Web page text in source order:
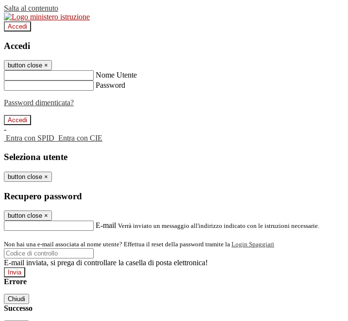
Salta al contenuto
Accedi
Accedi
button close ×
Nome Utente
Password
Password dimenticata?
-
Entra con SPID Entra con CIE
Seleziona utente
button close ×
Recupero password
button close ×
E-mail Verrà inviato un messaggio all'indirizzo indicato con le istruzioni necessarie.
Non hai una e-mail associata al nome utente? Effettua il reset della password tramite la Login Spaggiari
E-mail inviata, si prega di controllare la casella di posta elettronica!
Errore
Chiudi
Successo